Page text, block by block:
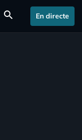
search En directe